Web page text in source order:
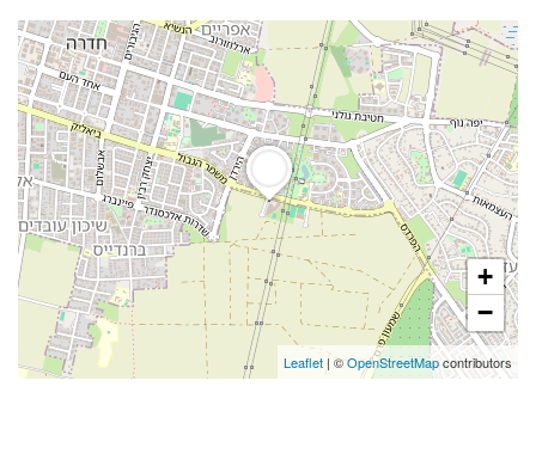
+
−
Leaflet| ©OpenStreetMapcontributors